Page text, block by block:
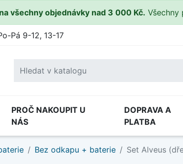
všechny objednávky nad 3 000 Kč. Všechny
Pá 9-12, 13-17
PROČ NAKOUPIT U
NÁS
DOPRAVA A
PLATBA
Bez odkapu + baterie Set Alveus